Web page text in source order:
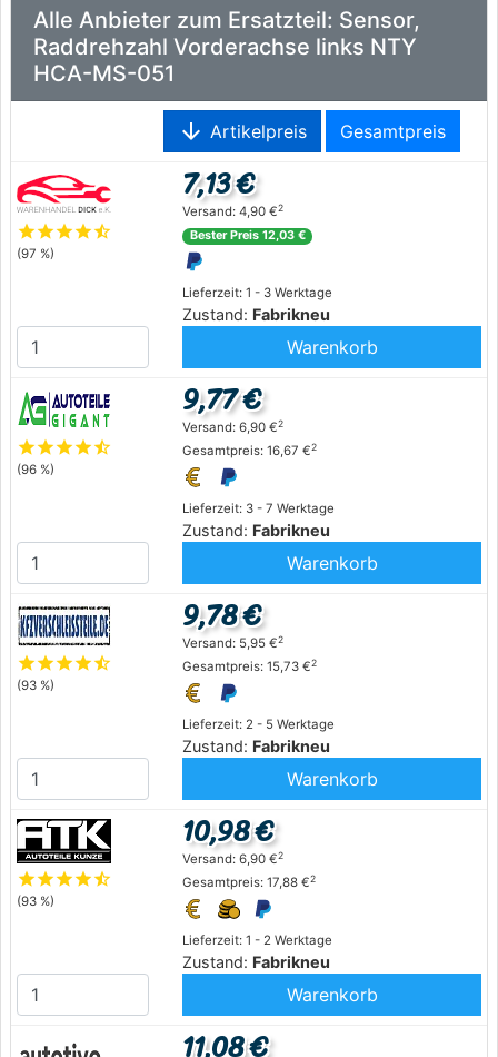
Alle Anbieter zum Ersatzteil: Sensor,
Raddrehzahl Vorderachse links NTY
HCA-MS-051
arrow_downward Artikelpreis Gesamtpreis
starstarstarstarstar_half
(97 %)
Lieferzeit: 1 - 3 Werktage
Zustand: Fabrikneu
7,13 €
Versand: 4,90 €2
Bester Preis 12,03 €
Warenkorb
starstarstarstarstar_half
(96 %)
Lieferzeit: 3 - 7 Werktage
Zustand: Fabrikneu
9,77 €
Versand: 6,90 €2
Gesamtpreis: 16,67 €2
Warenkorb
starstarstarstarstar_half
(93 %)
Lieferzeit: 2 - 5 Werktage
Zustand: Fabrikneu
9,78 €
Versand: 5,95 €2
Gesamtpreis: 15,73 €2
Warenkorb
starstarstarstarstar_half
(93 %)
Lieferzeit: 1 - 2 Werktage
Zustand: Fabrikneu
10,98 €
Versand: 6,90 €2
Gesamtpreis: 17,88 €2
Warenkorb
11,08 €